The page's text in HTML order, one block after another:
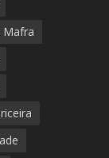
Mafra